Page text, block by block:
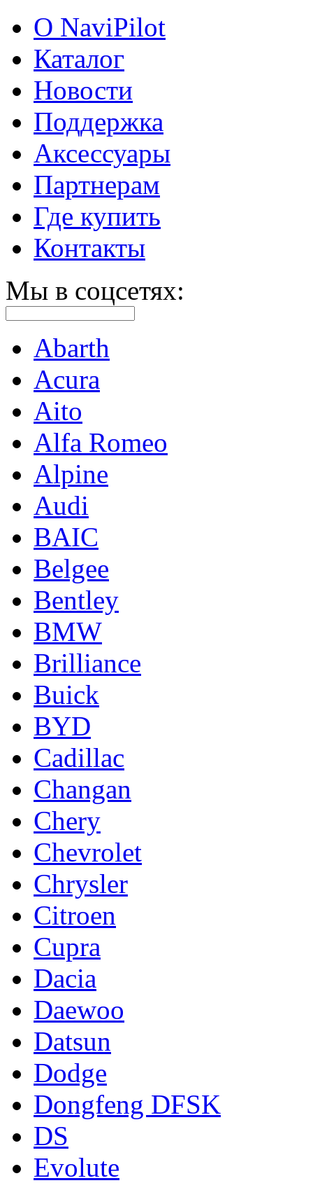
О NaviPilot
Каталог
Новости
Поддержка
Аксессуары
Партнерам
Где купить
Контакты
Мы в соцсетях:
Abarth
Acura
Aito
Alfa Romeo
Alpine
Audi
BAIC
Belgee
Bentley
BMW
Brilliance
Buick
BYD
Cadillac
Changan
Chery
Chevrolet
Chrysler
Citroen
Cupra
Dacia
Daewoo
Datsun
Dodge
Dongfeng DFSK
DS
Evolute